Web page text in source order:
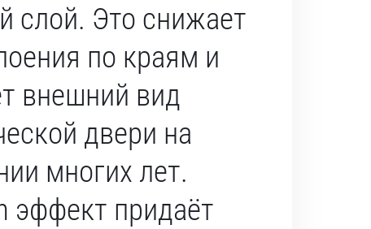
слой. Это снижает
по краям и
внешний вид
двери на
многих лет.
эффект придаёт